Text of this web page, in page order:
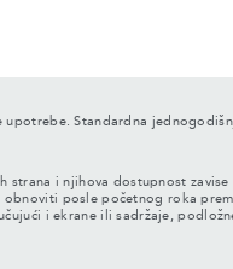
Standardna
strana i njihova dostupnost
posle početnog roka
i ekrane ili sadržaje,